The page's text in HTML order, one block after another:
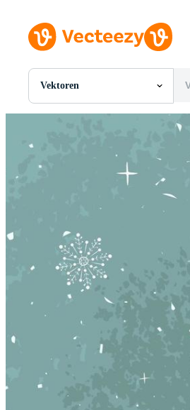
Vektoren
Alle Bilder
Redaktionelle Bilder
Redaktionelle Ereignisse